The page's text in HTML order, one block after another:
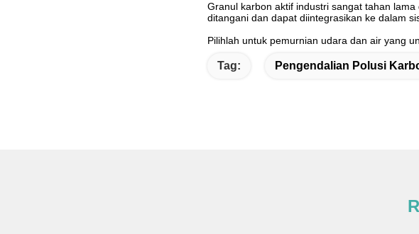
Granul karbon aktif industri sangat tahan
ditangani dan dapat diintegrasikan ke dalam
Pilihlah untuk pemurnian udara dan air yang
Tag: Pengendalian Polusi